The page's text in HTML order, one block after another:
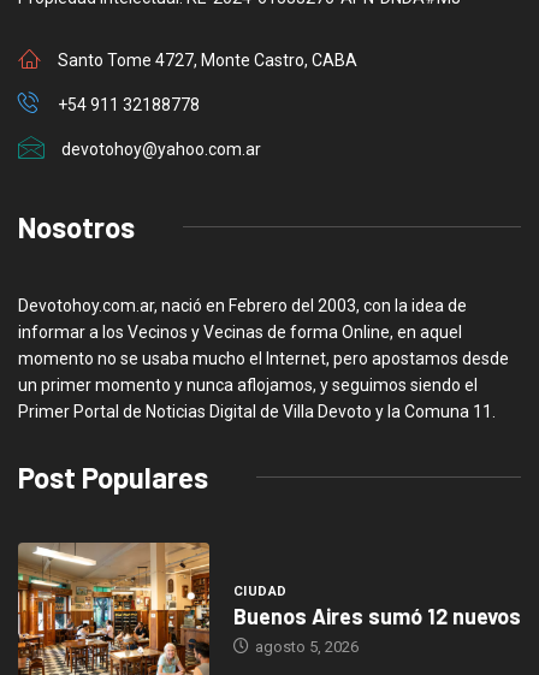
Santo Tome 4727, Monte Castro, CABA
+54 911 32188778
devotohoy@yahoo.com.ar
Nosotros
Devotohoy.com.ar, nació en Febrero del 2003, con la idea de
informar a los Vecinos y Vecinas de forma Online, en aquel
momento no se usaba mucho el Internet, pero apostamos desde
un primer momento y nunca aflojamos, y seguimos siendo el
Primer Portal de Noticias Digital de Villa Devoto y la Comuna 11.
Post Populares
CIUDAD
Buenos Aires sumó 12 nuevos
agosto 5, 2026